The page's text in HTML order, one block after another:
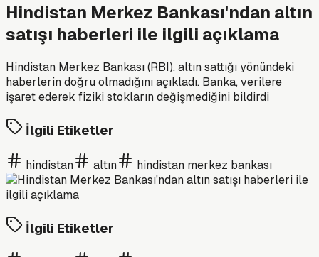
Hindistan Merkez Bankası'ndan altın
satışı haberleri ile ilgili açıklama
Hindistan Merkez Bankası (RBI), altın sattığı yönündeki
haberlerin doğru olmadığını açıkladı. Banka, verilere
işaret ederek fiziki stokların değişmediğini bildirdi
İlgili Etiketler
hindistan altın hindistan merkez bankası
İlgili Etiketler